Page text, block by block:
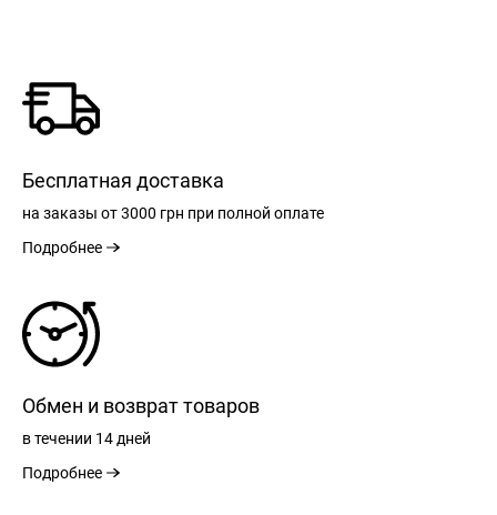
Бесплатная доставка
на заказы от 3000 грн при полной оплате
Подробнее
Обмен и возврат товаров
в течении 14 дней
Подробнее